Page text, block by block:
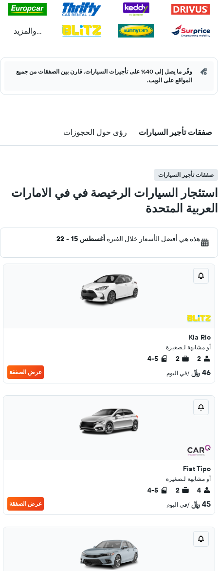
...والمزيد
وفّر ما يصل إلى 40% على تأجيرات السيارات. قارن بين الصفقات من جميع
المواقع على الويب.
صفقات تأجير السيارات رؤى حول الحجوزات
صفقات تأجير السيارات
استئجار السيارات الرخيصة في في الامارات
العربية المتحدة
هذه هي أفضل الأسعار خلال الفترة أغسطس 15 - 22 .
Kia Rio
أو مشابهة لـصغيرة
2
2
4-5
46 ﷼ /في اليوم عرض الصفقة
Fiat Tipo
أو مشابهة لـصغيرة
4
2
4-5
45 ﷼ /في اليوم عرض الصفقة